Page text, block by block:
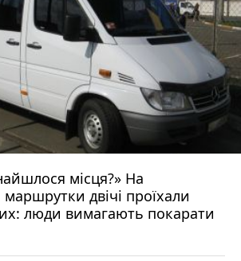
місця?» На
двічі проїхали
люди вимагають покарати